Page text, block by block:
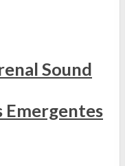
Sound
Emergentes